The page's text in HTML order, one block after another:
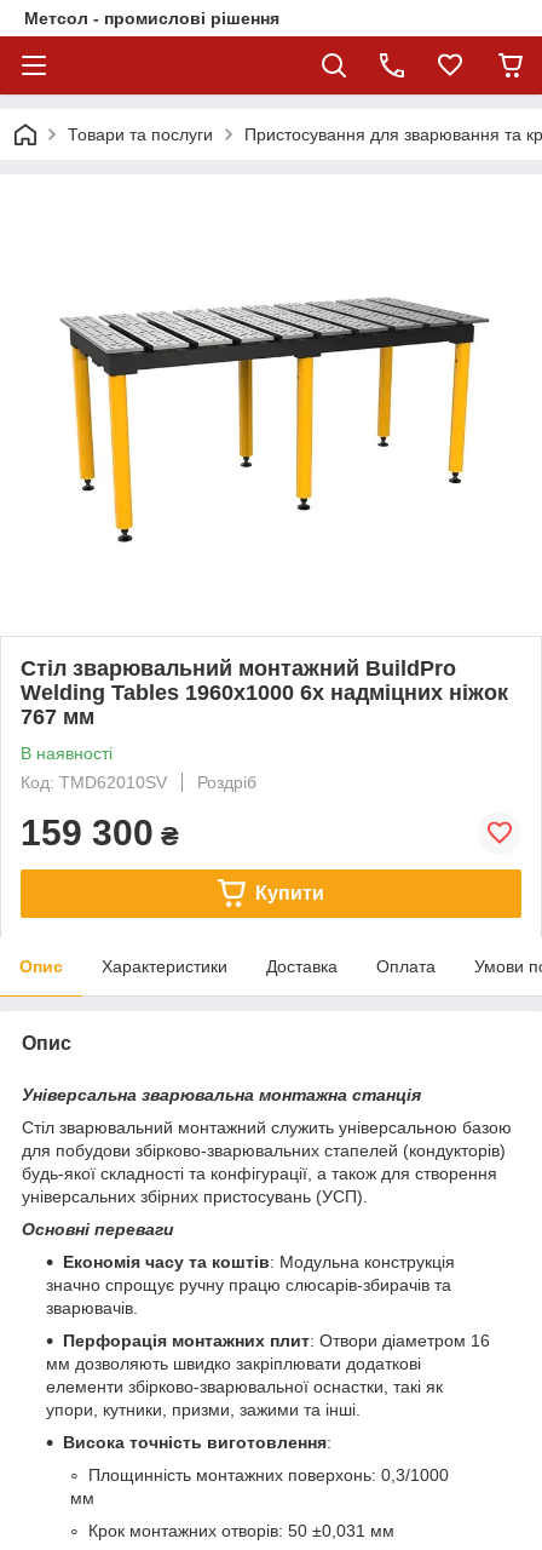
Метсол - промислові рішення
Товари та послуги Пристосування для зварювання та
Стіл зварювальний монтажний BuildPro
Welding Tables 1960x1000 6x надміцних ніжок
767 мм
В наявності
Код: TMD62010SV
Роздріб
159 300 ₴
Купити
Опис Характеристики Доставка Оплата Умови
Опис
Універсальна зварювальна монтажна станція
Стіл зварювальний монтажний служить універсальною базою
для побудови збірково-зварювальних стапелей (кондукторів)
будь-якої складності та конфігурації, а також для створення
універсальних збірних пристосувань (УСП).
Основні переваги
Економія часу та коштів: Модульна конструкція
значно спрощує ручну працю слюсарів-збирачів та
зварювачів.
Перфорація монтажних плит: Отвори діаметром 16
мм дозволяють швидко закріплювати додаткові
елементи збірково-зварювальної оснастки, такі як
упори, кутники, призми, зажими та інші.
Висока точність виготовлення:
Площинність монтажних поверхонь: 0,3/1000
мм
Крок монтажних отворів: 50 ±0,031 мм